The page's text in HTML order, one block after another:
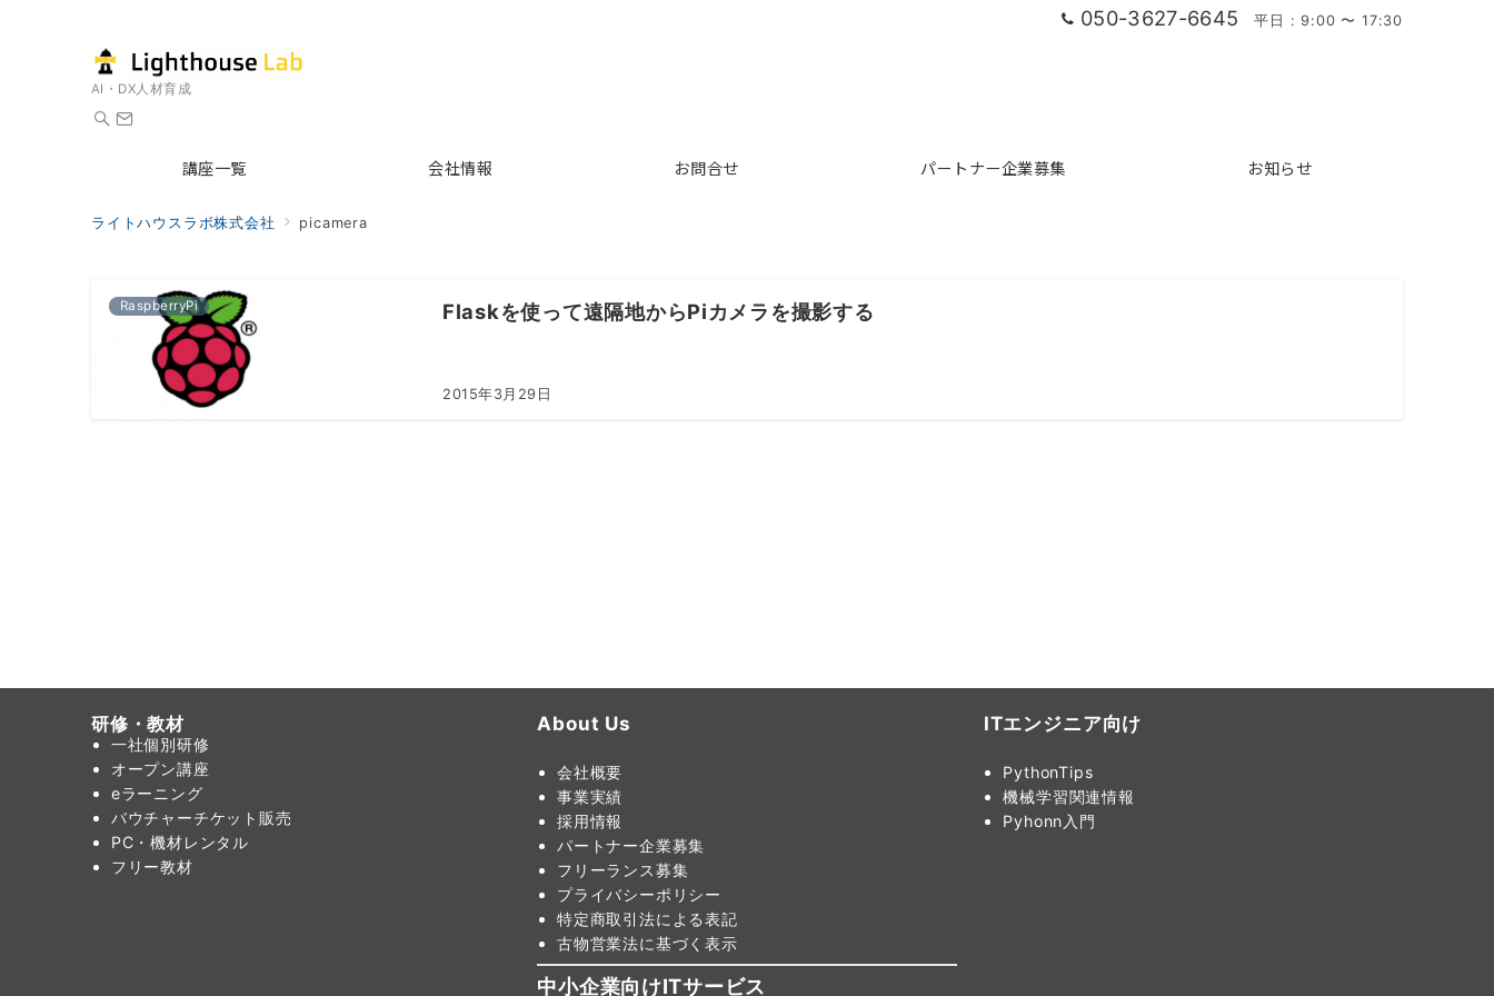
050-3627-6645 平日 : 9:00 〜 17:30
AI・DX人材育成
講座一覧 会社情報 お問合せ パートナー企業募集 お知らせ
ライトハウスラボ株式会社 picamera
RaspberryPi Flaskを使って遠隔地からPiカメラを撮影する
2015年3月29日
研修・教材
一社個別研修
オープン講座
eラーニング
バウチャーチケット販売
PC・機材レンタル
フリー教材
About Us
会社概要
事業実績
採用情報
パートナー企業募集
フリーランス募集
プライバシーポリシー
特定商取引法による表記
古物営業法に基づく表示
中小企業向けITサービス
ITエンジニア向け
PythonTips
機械学習関連情報
Pyhonn入門